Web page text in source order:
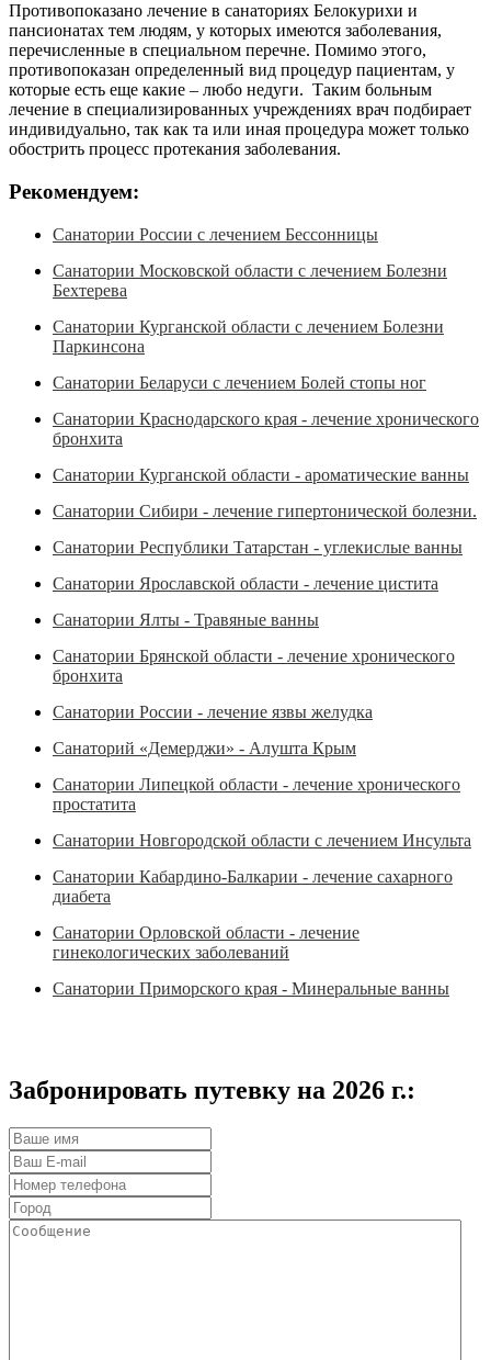
Противопоказано лечение в санаториях Белокурихи и
пансионатах тем людям, у которых имеются заболевания,
перечисленные в специальном перечне. Помимо этого,
противопоказан определенный вид процедур пациентам, у
которые есть еще какие – любо недуги. Таким больным
лечение в специализированных учреждениях врач подбирает
индивидуально, так как та или иная процедура может только
обострить процесс протекания заболевания.
Рекомендуем:
Санатории России с лечением Бессонницы
Санатории Московской области с лечением Болезни
Бехтерева
Санатории Курганской области с лечением Болезни
Паркинсона
Санатории Беларуси с лечением Болей стопы ног
Санатории Краснодарского края - лечение хронического
бронхита
Санатории Курганской области - ароматические ванны
Санатории Сибири - лечение гипертонической болезни.
Санатории Республики Татарстан - углекислые ванны
Санатории Ярославской области - лечение цистита
Санатории Ялты - Травяные ванны
Санатории Брянской области - лечение хронического
бронхита
Санатории России - лечение язвы желудка
Санаторий «Демерджи» - Алушта Крым
Санатории Липецкой области - лечение хронического
простатита
Санатории Новгородской области с лечением Инсульта
Санатории Кабардино-Балкарии - лечение сахарного
диабета
Санатории Орловской области - лечение
гинекологических заболеваний
Санатории Приморского края - Минеральные ванны
Забронировать путевку на 2026 г.: